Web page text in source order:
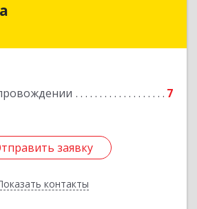
7
заявку
контакты
Подробнее
заявку
Назад